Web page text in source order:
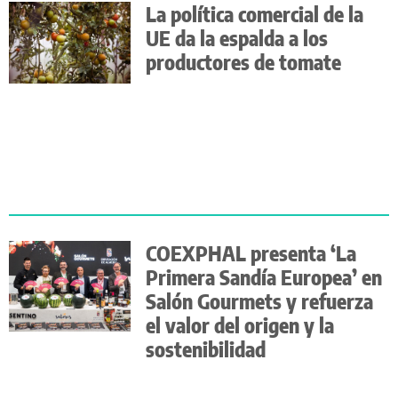
La política comercial de la
UE da la espalda a los
productores de tomate
COEXPHAL presenta ‘La
Primera Sandía Europea’ en
Salón Gourmets y refuerza
el valor del origen y la
sostenibilidad